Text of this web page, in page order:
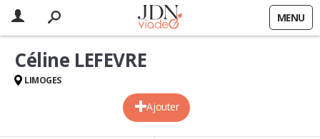
MENU
Ajouter
Céline LEFEVRE
LIMOGES